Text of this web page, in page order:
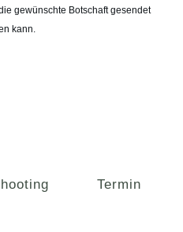
gewünschte Botschaft gesendet
kann.
Termin